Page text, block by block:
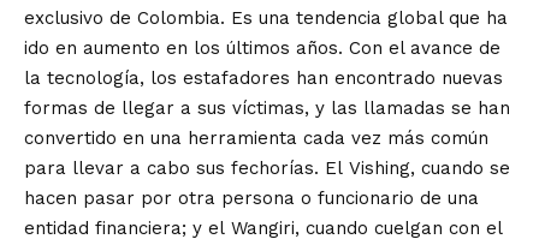
exclusivo de Colombia. Es una tendencia global que ha
ido en aumento en los últimos años. Con el avance de
la tecnología, los estafadores han encontrado nuevas
formas de llegar a sus víctimas, y las llamadas se han
convertido en una herramienta cada vez más común
para llevar a cabo sus fechorías. El Vishing, cuando se
hacen pasar por otra persona o funcionario de una
entidad financiera; y el Wangiri, cuando cuelgan con el